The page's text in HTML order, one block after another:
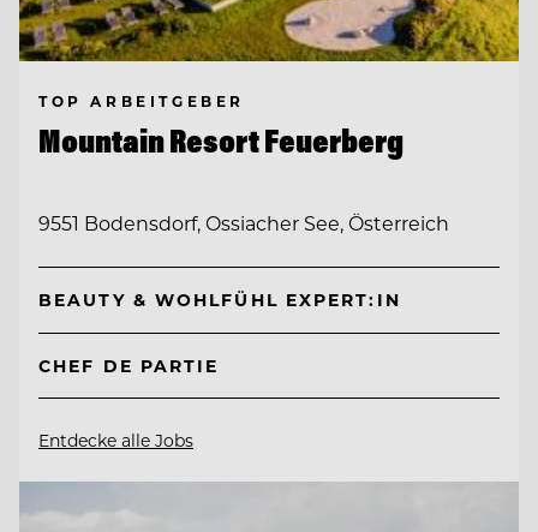
TOP ARBEITGEBER
Mountain Resort Feuerberg
9551 Bodensdorf, Ossiacher See, Österreich
BEAUTY & WOHLFÜHL EXPERT:IN
CHEF DE PARTIE
Entdecke alle Jobs